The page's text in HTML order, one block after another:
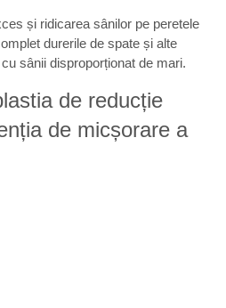
și ridicarea sânilor pe peretele
durerile de spate și alte
sânii disproporționat de mari.
de reducție
de micșorare a